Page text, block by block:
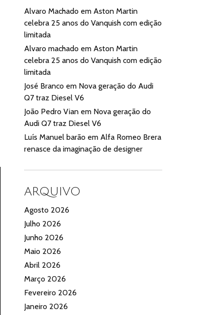
Alvaro Machado emAston Martin
celebra 25 anos do Vanquish com edição
limitada
Alvaro machado emAston Martin
celebra 25 anos do Vanquish com edição
limitada
José Branco em Nova geração do Audi
Q7 traz Diesel V6
João Pedro Vian em Nova geração do
Audi Q7 traz Diesel V6
Luís Manuel barão emAlfa Romeo Brera
renasce da imaginação de designer
ARQUIVO
Agosto 2026
Julho 2026
Junho 2026
Maio 2026
Abril 2026
Março 2026
Fevereiro 2026
Janeiro 2026